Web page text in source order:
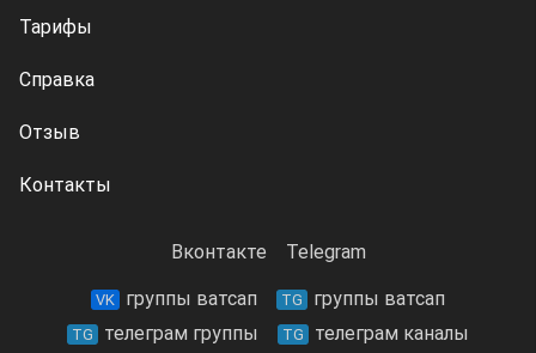
Тарифы
Справка
Отзыв
Контакты
Вконтакте Telegram
VK группы ватсап TG группы ватсап
TG телеграм группы TG телеграм каналы